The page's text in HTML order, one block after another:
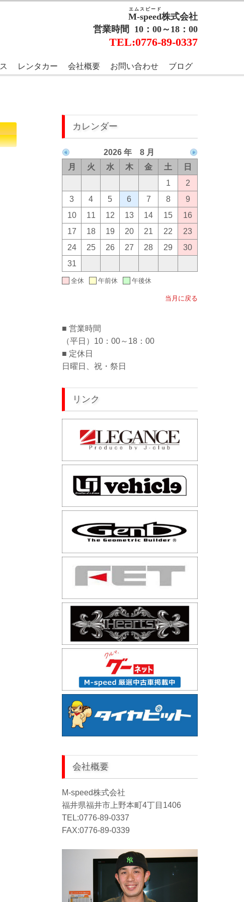
ーニングから自動車の鈑
株式会社】
います。
M-speed
エムスピード
株式会社
営業時間 10：00～18：00
TEL:0776-89-0337
レンタカー 会社概要 お問い合わせ ブログ
カレンダー
2026 年 8 月
月
火 水 木 金 土
日
1
2
3
4 5 6 7 8
9
10
11 12 13 14 15
16
17
18 19 20 21 22
23
24
25 26 27 28 29
30
31
全休 午前休 午後休
当月に戻る
■ 営業時間
（平日）10：00～18：00
■ 定休日
日曜日、祝・祭日
リンク
会社概要
M-speed株式会社
福井県福井市上野本町4丁目1406
TEL:0776-89-0337
FAX:0776-89-0339